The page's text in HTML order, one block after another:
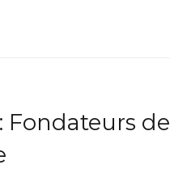
Fondateurs de